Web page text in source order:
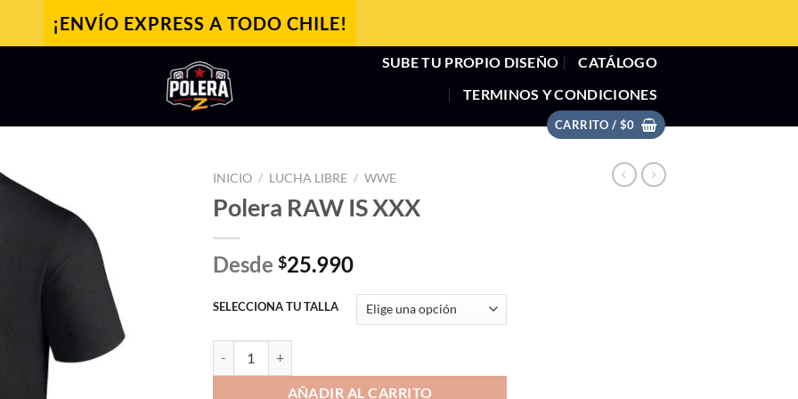
¡ENVÍO EXPRESS A TODO CHILE!
SUBE TU PROPIO DISEÑO
CATÁLOGO
TERMINOS Y CONDICIONES
CARRITO / $0
INICIO / LUCHA LIBRE / WWE
Polera RAW IS XXX
Desde $25.990
SELECCIONA TU TALLA
AÑADIR AL CARRITO